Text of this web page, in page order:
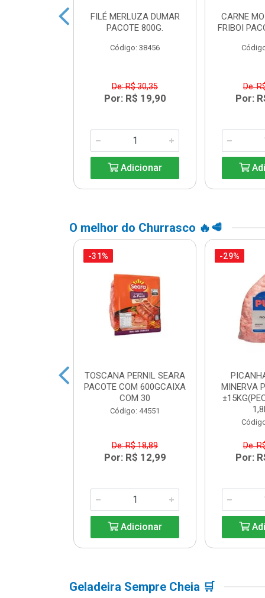
FILÉ MERLUZA DUMAR
PACOTE 800G.
Código: 38456
De: R$ 30,35
Por: R$ 19,90
Adicionar
CARNE
FRIBOI
De:
Por:
O melhor do Churrasco 🔥🥩
-31%
TOSCANA PERNIL SEARA
PACOTE COM 600GCAIXA
COM 30
Código: 44551
De: R$ 18,89
Por: R$ 12,99
Adicionar
-29%
MINERVA
De:
Por:
Geladeira Sempre Cheia 🛒